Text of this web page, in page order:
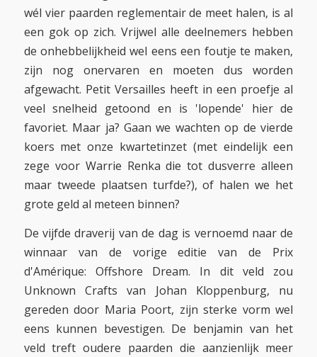
wél vier paarden reglementair de meet halen, is al
een gok op zich. Vrijwel alle deelnemers hebben
de onhebbelijkheid wel eens een foutje te maken,
zijn nog onervaren en moeten dus worden
afgewacht. Petit Versailles heeft in een proefje al
veel snelheid getoond en is 'lopende' hier de
favoriet. Maar ja? Gaan we wachten op de vierde
koers met onze kwartetinzet (met eindelijk een
zege voor Warrie Renka die tot dusverre alleen
maar tweede plaatsen turfde?), of halen we het
grote geld al meteen binnen?
De vijfde draverij van de dag is vernoemd naar de
winnaar van de vorige editie van de Prix
d'Amérique: Offshore Dream. In dit veld zou
Unknown Crafts van Johan Kloppenburg, nu
gereden door Maria Poort, zijn sterke vorm wel
eens kunnen bevestigen. De benjamin van het
veld treft oudere paarden die aanzienlijk meer